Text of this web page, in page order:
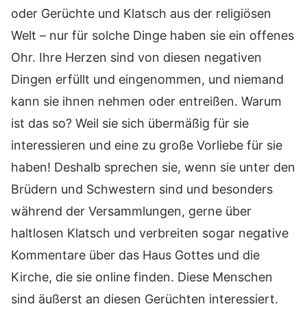
oder Gerüchte und Klatsch aus der religiösen
Welt – nur für solche Dinge haben sie ein offenes
Ohr. Ihre Herzen sind von diesen negativen
Dingen erfüllt und eingenommen, und niemand
kann sie ihnen nehmen oder entreißen. Warum
ist das so? Weil sie sich übermäßig für sie
interessieren und eine zu große Vorliebe für sie
haben! Deshalb sprechen sie, wenn sie unter den
Brüdern und Schwestern sind und besonders
während der Versammlungen, gerne über
haltlosen Klatsch und verbreiten sogar negative
Kommentare über das Haus Gottes und die
Kirche, die sie online finden. Diese Menschen
sind äußerst an diesen Gerüchten interessiert.